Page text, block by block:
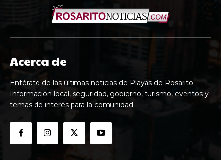
Acerca de
Entérate de las últimas noticias de Playas de Rosarito.
Información local, seguridad, gobierno, turismo, eventos y
temas de interés para la comunidad.